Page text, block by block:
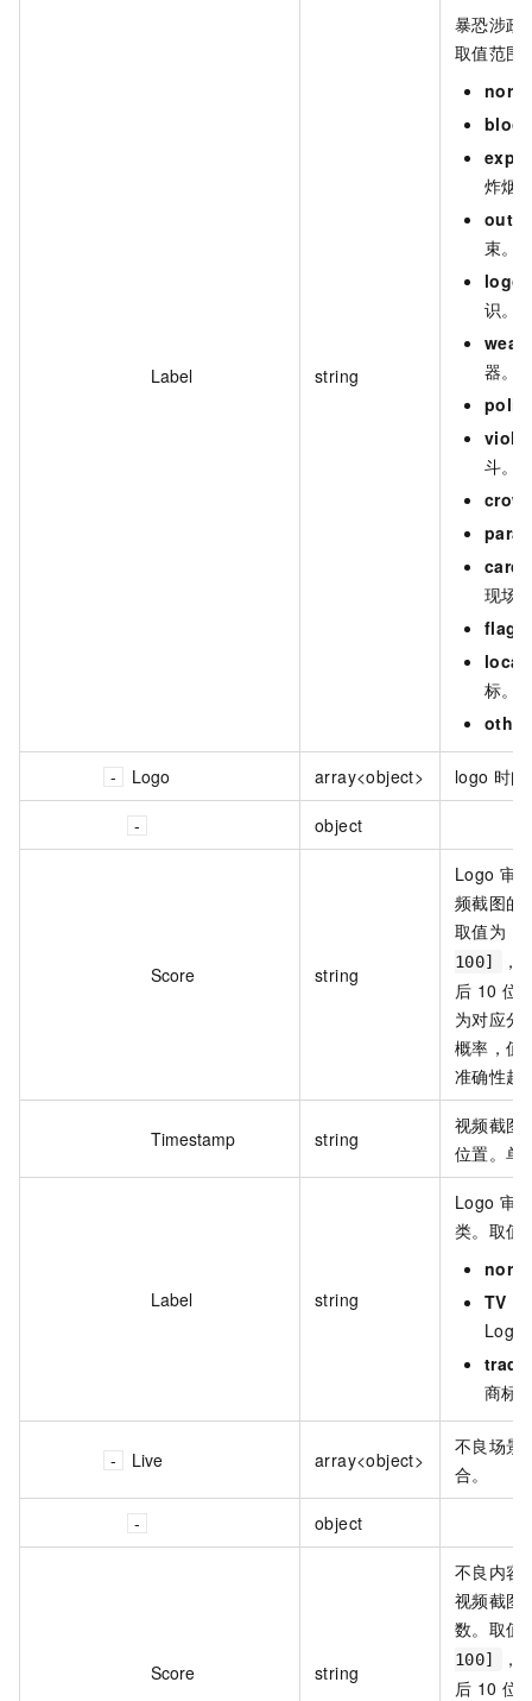
Label string
暴恐涉政
取值范围
炸烟
outfit
束。
logo
识。
器。
斗。
现场
flag
标。
Logo array<object> logo 时
object
Score string
Logo 审
频截图的
取值为：
100]
，
后 10 位
为对应分
概率，值
准确性越
Timestamp string
视频截图
位置。单
Label string
Logo 审
类。取值
TV
Logo
商标
Live array<object>
不良场景
合。
object
Score string
不良内容
视频截图
数。取值
100]
，
后 10 位